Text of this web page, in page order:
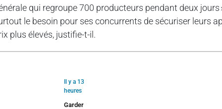
qui regroupe 700 producteurs pendant deux jours
le besoin pour ses concurrents de sécuriser leurs
plus élevés, justifie-t-il.
Il y a 13
heures
Garder